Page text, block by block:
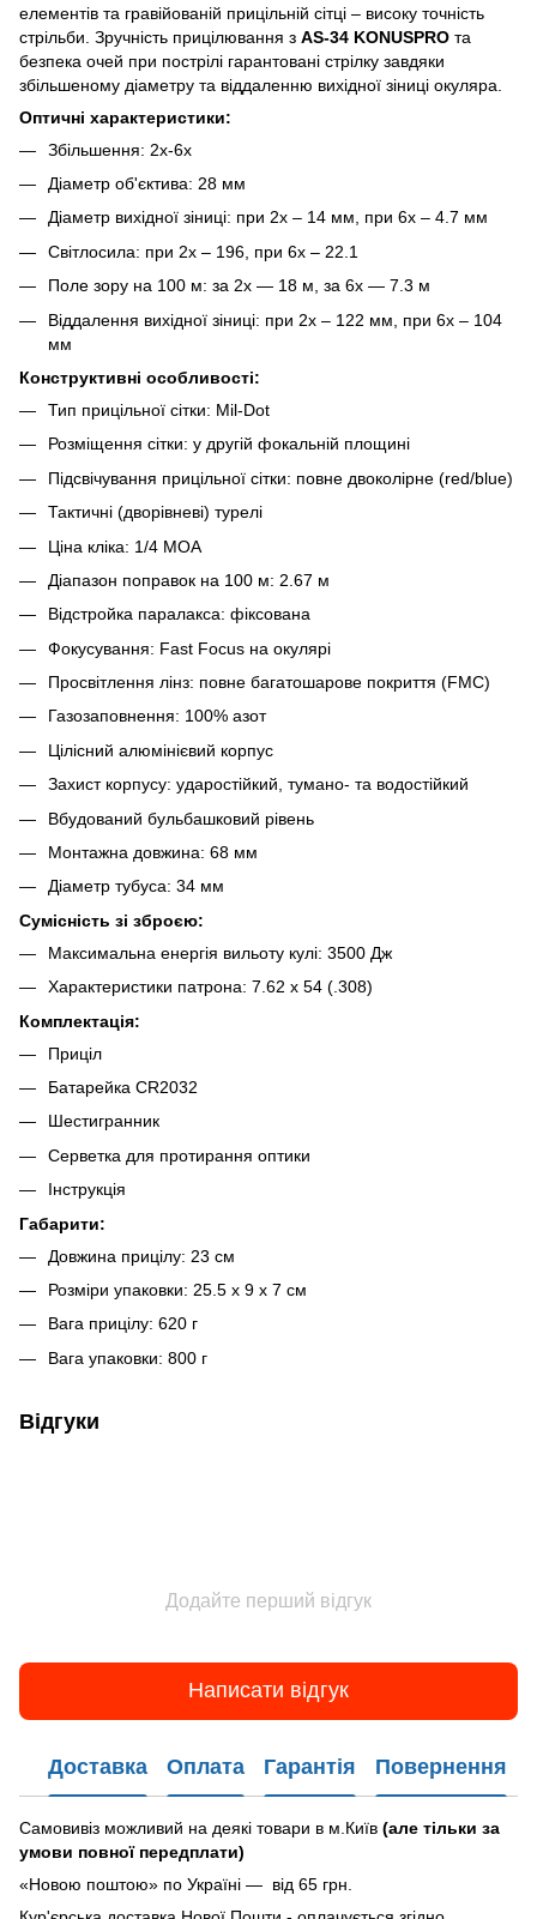
елементів та гравійованій прицільній сітці – високу точність
стрільби. Зручність прицілювання з AS-34 KONUSPRO та
безпека очей при пострілі гарантовані стрілку завдяки
збільшеному діаметру та віддаленню вихідної зіниці окуляра.
Оптичні характеристики:
Збільшення: 2x-6x
Діаметр об'єктива: 28 мм
Діаметр вихідної зіниці: при 2х – 14 мм, при 6х – 4.7 мм
Світлосила: при 2х – 196, при 6х – 22.1
Поле зору на 100 м: за 2х — 18 м, за 6х — 7.3 м
Віддалення вихідної зіниці: при 2х – 122 мм, при 6х – 104
мм
Конструктивні особливості:
Тип прицільної сітки: Mil-Dot
Розміщення сітки: у другій фокальній площині
Підсвічування прицільної сітки: повне двоколірне (red/blue)
Тактичні (дворівневі) турелі
Ціна кліка: 1/4 MOA
Діапазон поправок на 100 м: 2.67 м
Відстройка паралакса: фіксована
Фокусування: Fast Focus на окулярі
Просвітлення лінз: повне багатошарове покриття (FMC)
Газозаповнення: 100% азот
Цілісний алюмінієвий корпус
Захист корпусу: ударостійкий, тумано- та водостійкий
Вбудований бульбашковий рівень
Монтажна довжина: 68 мм
Діаметр тубуса: 34 мм
Сумісність зі зброєю:
Максимальна енергія вильоту кулі: 3500 Дж
Характеристики патрона: 7.62 x 54 (.308)
Комплектація:
Приціл
Батарейка СR2032
Шестигранник
Серветка для протирання оптики
Інструкція
Габарити:
Довжина прицілу: 23 см
Розміри упаковки: 25.5 x 9 x 7 см
Вага прицілу: 620 г
Вага упаковки: 800 г
Відгуки
Додайте перший відгук
Написати відгук
Доставка Оплата Гарантія Повернення
Самовивіз можливий на деякі товари в м.Київ (але тільки за
умови повної передплати)
«Новою поштою» по Україні — від 65 грн.